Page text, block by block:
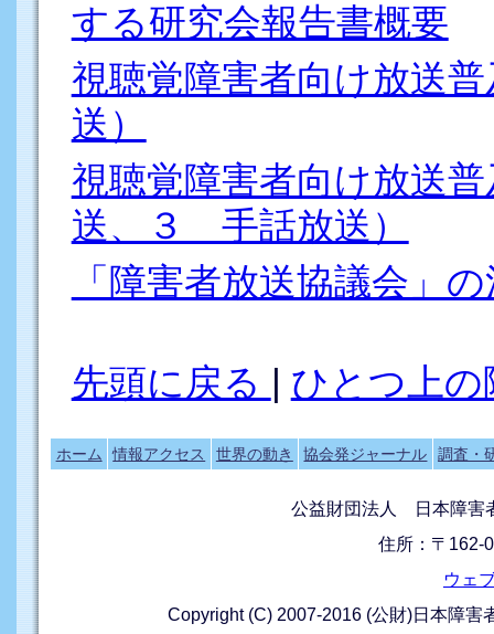
する研究会報告書概要
視聴覚障害者向け放送
送）
視聴覚障害者向け放送
送、３ 手話放送）
「障害者放送協議会」
先頭に戻る ひとつ上の
ホーム 情報アクセス 世界の動き 協会発ジャーナル 調査・
公益財団法人 日本障害
住所：〒162-
ウェ
Copyright (C) 2007-2016 (公財)日本障